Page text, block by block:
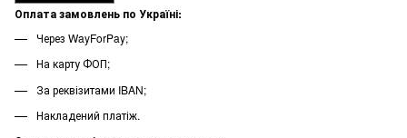
Оплата замовлень по Україні:
Через WayForPay;
На карту ФОП;
За реквізитами IBAN;
Накладений платіж.